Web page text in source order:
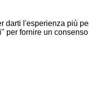
darti l'esperienza più
per fornire un